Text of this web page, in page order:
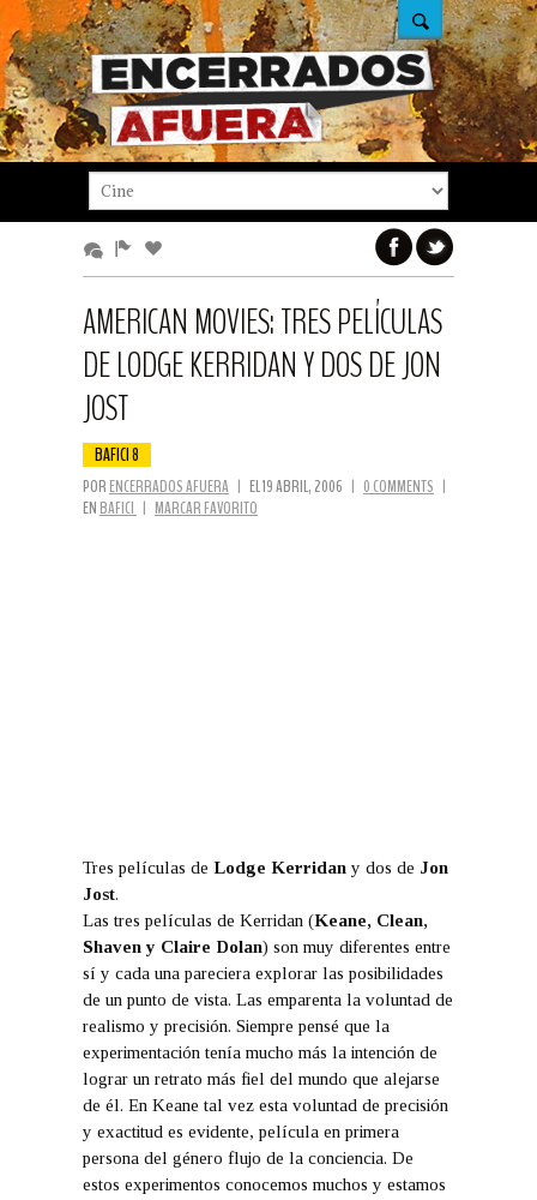
AMERICAN MOVIES: TRES PELÍCULAS
DE LODGE KERRIDAN Y DOS DE JON
JOST
BAFICI 8
POR ENCERRADOS AFUERA | EL 19 ABRIL, 2006 | 0 COMMENTS |
EN BAFICI | MARCAR FAVORITO
Tres películas de Lodge Kerridan y dos de Jon
Jost.
Las tres películas de Kerridan (Keane, Clean,
Shaven y Claire Dolan) son muy diferentes entre
sí y cada una pareciera explorar las posibilidades
de un punto de vista. Las emparenta la voluntad de
realismo y precisión. Siempre pensé que la
experimentación tenía mucho más la intención de
lograr un retrato más fiel del mundo que alejarse
de él. En Keane tal vez esta voluntad de precisión
y exactitud es evidente, película en primera
persona del género flujo de la conciencia. De
estos experimentos conocemos muchos y estamos